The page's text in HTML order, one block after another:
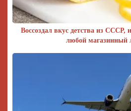
Воссоздал вкус детства из СССР,
любой магазинный